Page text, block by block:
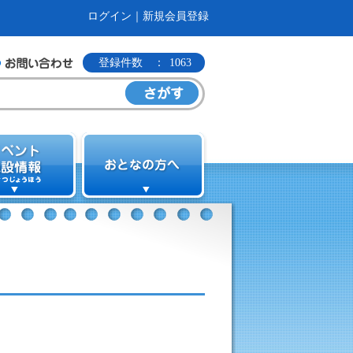
ログイン 新規会員登録
登録件数 ： 1063